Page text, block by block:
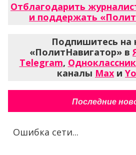
Отблагодарить
и поддержать
Подпишитесь на
«ПолитНавигатор» в
Telegram,
каналы Max и
Последние
Ошибка сети...